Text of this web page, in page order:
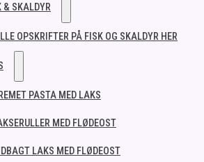
& SKALDYR
OPSKRIFTER PÅ FISK OG SKALDYR HER
PASTA MED LAKS
MED FLØDEOST
LAKS MED FLØDEOST